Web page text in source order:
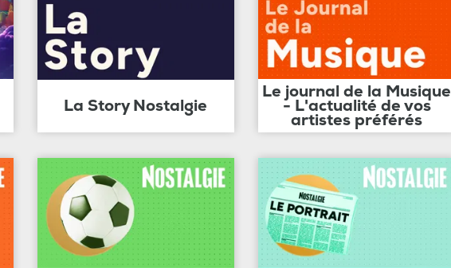
La Story Nostalgie
Le journal de la Musique
- L'actualité de vos
artistes préférés